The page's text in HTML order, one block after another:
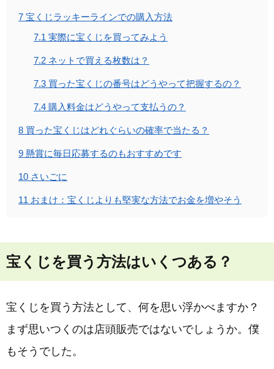
7 宝くじラッキーラインでの購入方法
7.1 実際に宝くじを買ってみよう
7.2 ネットで買える枚数は？
7.3 買った宝くじの番号はどうやって把握するの？
7.4 購入料金はどうやって支払うの？
8 買った宝くじはどれぐらいの確率で当たる？
9 懸賞に毎日応募するのもおすすめです
10 さいごに
11 おまけ：宝くじよりも堅実な方法でお金を増やそう
宝くじを買う方法はいくつある？
宝くじを買う方法として、何を思い浮かべますか？
まず思いつくのは店頭販売ではないでしょうか。僕
もそうでした。